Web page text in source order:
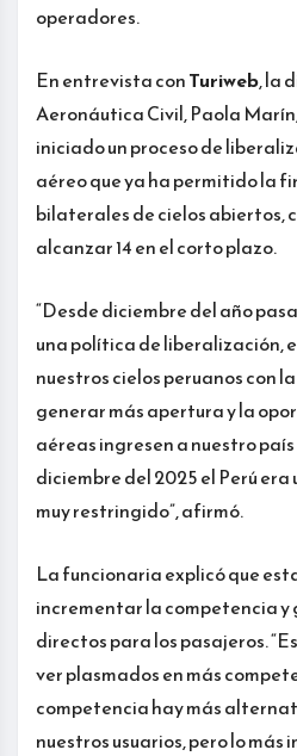
operadores.
En entrevista conTuriweb, la
Aeronáutica Civil, Paola
iniciado un proceso de
aéreo que ya ha permitido la
bilaterales de cielos abiertos,
alcanzar 14 en el corto plazo.
“Desde diciembre del año
una política de liberalización,
nuestros cielos peruanos con
generar más apertura y la
aéreas ingresen a nuestro
diciembre del 2025 el Perú era
muy restringido”, afirmó.
La funcionaria explicó que
incrementar la competencia
directos para los pasajeros.
ver plasmados en más
competencia hay más
nuestros usuarios, pero lo